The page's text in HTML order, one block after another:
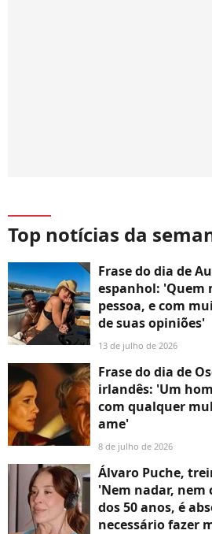
Top notícias da
Frase do dia de
espanhol: 'Quem
pessoa, e com
de suas opiniões'
13 de julho de 2026
Frase do dia de
irlandês: 'Um
com qualquer
ame'
8 de julho de 2026
Álvaro Puche,
'Nem nadar,
dos 50 anos, é
necessário fazer